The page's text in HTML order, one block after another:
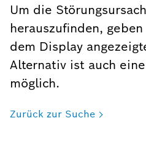
Um die
herauszufinden,
dem Display
Alternativ ist auch
möglich.
Zurück zur Suche